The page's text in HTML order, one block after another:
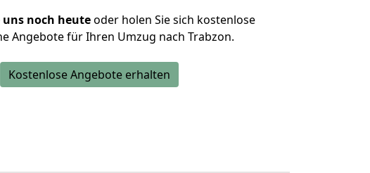
noch heuteoder holen Sie sich kostenlose
Angebote für Ihren Umzug nach Trabzon.
Kostenlose Angebote erhalten